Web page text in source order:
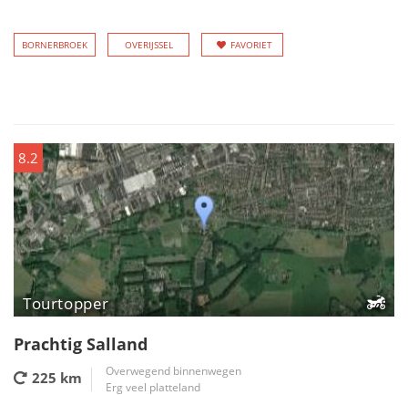
BORNERBROEK OVERIJSSEL FAVORIET
8.2
Tourtopper
Prachtig Salland
225 km
Overwegend binnenwegen
Erg veel platteland